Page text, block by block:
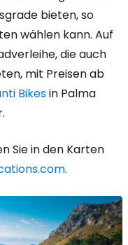
bieten, so
wählen kann. Auf
die auch
mit Preisen ab
Bikesin Palma
Sie in den Karten
.